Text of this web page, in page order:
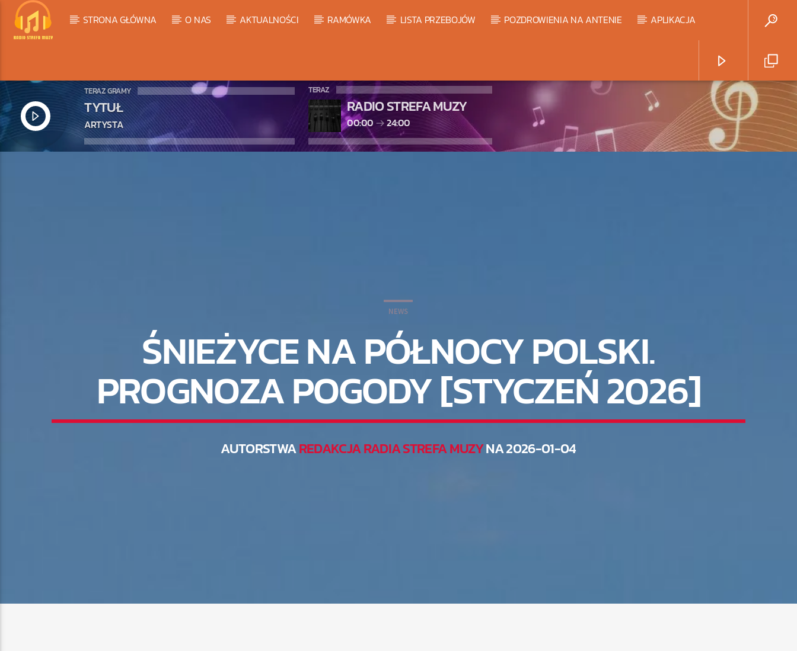
STRONA GŁÓWNA O NAS AKTUALNOŚCI RAMÓWKA LISTA PRZEBOJÓW POZDROWIENIA NA ANTENIE APLIKACJA
TERAZ GRAMY
TYTUŁ
ARTYSTA
TERAZ
RADIO STREFA MUZY
00:00 24:00
NEWS
ŚNIEŻYCE NA PÓŁNOCY POLSKI.
PROGNOZA POGODY [STYCZEŃ 2026]
AUTORSTWAREDAKCJA RADIA STREFA MUZYNA 2026-01-04